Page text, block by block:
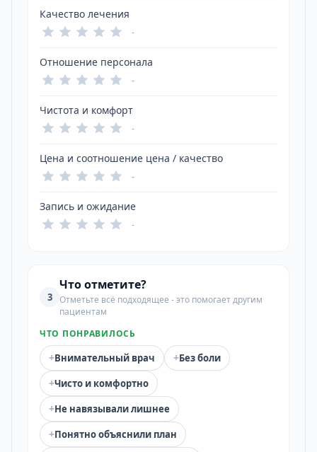
Качество лечения
-
Отношение персонала
-
Чистота и комфорт
-
Цена и соотношение цена / качество
-
Запись и ожидание
-
3
Что отметите?
Отметьте всё подходящее - это помогает другим
пациентам
ЧТО ПОНРАВИЛОСЬ
+Внимательный врач +Без боли
+Чисто и комфортно
+Не навязывали лишнее
+Понятно объяснили план